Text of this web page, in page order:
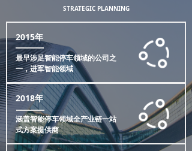
STRATEGIC PLANNING
2015年
最早涉足智能停车领域的公司之
一，进军智能领域
2018年
涵盖智能停车领域全产业链一站
式方案提供商